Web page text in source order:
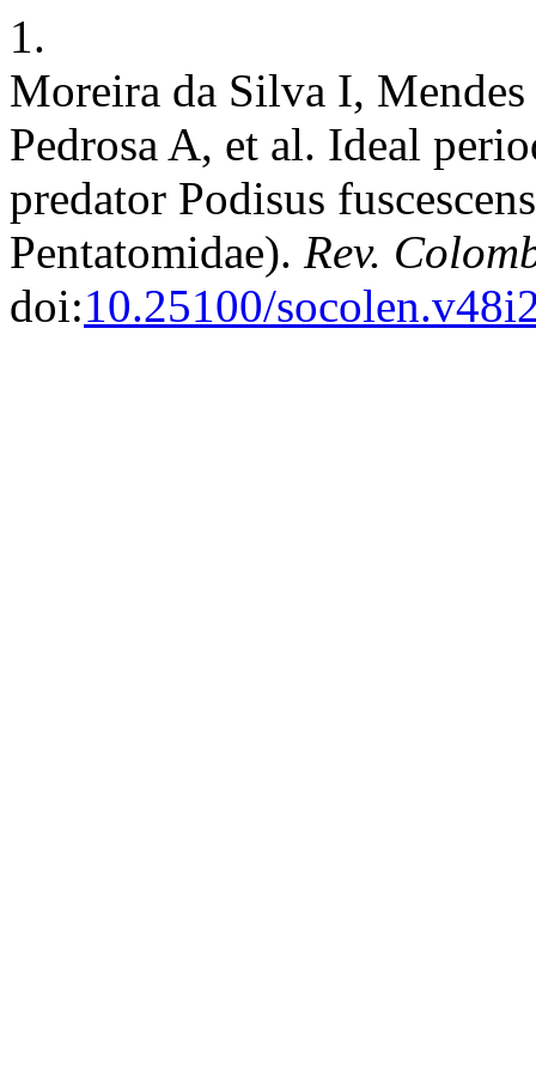
1.
Moreira da Silva I,
Pedrosa A, et al. Ideal
predator Podisus
Pentatomidae). Rev.
doi:10.25100/